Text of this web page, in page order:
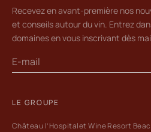
Recevez en avant-première nos
et conseils autour du vin. Entrez
domaines en vous inscrivant dès
LE GROUPE
Château l’Hospitalet Wine Resort